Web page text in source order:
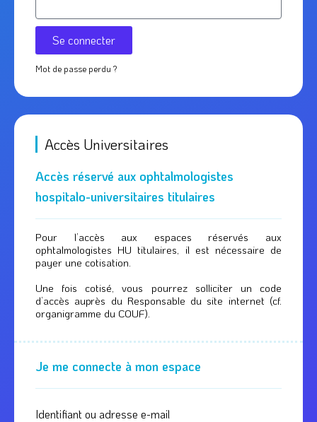
Se connecter
Mot de passe perdu ?
Accès Universitaires
Accès réservé aux ophtalmologistes
hospitalo-universitaires titulaires
Pour l’accès aux espaces réservés aux
ophtalmologistes HU titulaires, il est nécessaire de
payer une cotisation.
Une fois cotisé, vous pourrez solliciter un code
d’accès auprès du Responsable du site internet (cf.
organigramme du COUF).
Je me connecte à mon espace
Identifiant ou adresse e-mail